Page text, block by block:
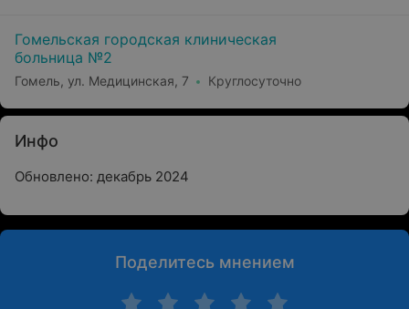
Гомельская городская клиническая
больница №2
Гомель, ул. Медицинская, 7 Круглосуточно
Инфо
Обновлено: декабрь 2024
Поделитесь мнением